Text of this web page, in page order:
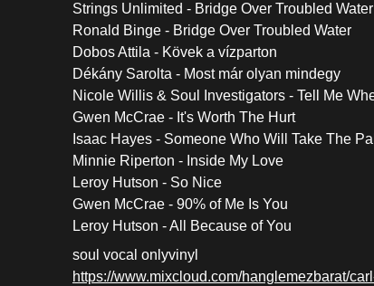
Strings Unlimited - Bridge Over Troubled Water
Ronald Binge - Bridge Over Troubled Water
Dobos Attila - Kövek a vízparton
Dékány Sarolta - Most már olyan mindegy
Nicole Willis & Soul Investigators - Tell Me
Gwen McCrae - It's Worth The Hurt
Isaac Hayes - Someone Who Will Take The
Minnie Riperton - Inside My Love
Leroy Hutson - So Nice
Gwen McCrae - 90% of Me Is You
Leroy Hutson - All Because of You
soul vocal onlyvinyl
https://www.mixcloud.com/hanglemezbarat/